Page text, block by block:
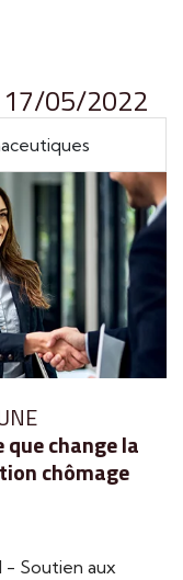
17/05/2022
change la
chômage
- Soutien aux